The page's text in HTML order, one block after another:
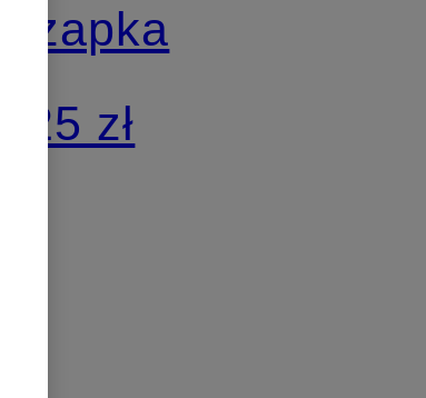
Czapka
325 zł